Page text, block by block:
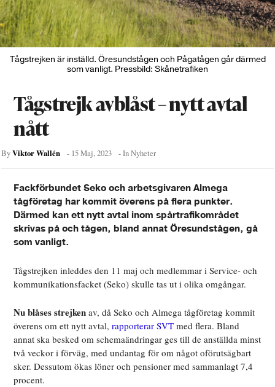
Tågstrejken är inställd. Öresundstågen och Pågatågen går därmed
som vanligt. Pressbild: Skånetrafiken
Tågstrejk avblåst – nytt avtal
nått
ByViktor Wallén - 15 Maj, 2023 - InNyheter
Fackförbundet Seko och arbetsgivaren Almega
tågföretag har kommit överens på flera punkter.
Därmed kan ett nytt avtal inom spårtrafikområdet
skrivas på och tågen, bland annat Öresundstågen, gå
som vanligt.
Tågstrejken inleddes den 11 maj och medlemmar iService- och
kommunikationsfacket (Seko) skulle tas ut i olika omgångar.
Nu blåses strejken av, då Seko och Almega tågföretag kommit
överens om ett nytt avtal,rapporterar SVTmed flera. Bland
annat ska besked om schemaändringar ges till de anställda minst
två veckor i förväg, med undantag för om något oförutsägbart
sker. Dessutom ökas löner och pensioner med sammanlagt 7,4
procent.